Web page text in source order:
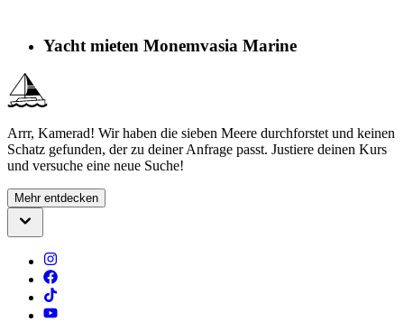
Yacht mieten Monemvasia Marine
Arrr, Kamerad! Wir haben die sieben Meere durchforstet und keinen
Schatz gefunden, der zu deiner Anfrage passt. Justiere deinen Kurs
und versuche eine neue Suche!
Mehr entdecken